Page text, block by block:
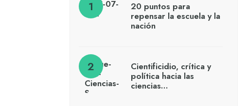
20 puntos para
repensar la escuela y la
nación
Cientificidio, crítica y
política hacia las
ciencias…